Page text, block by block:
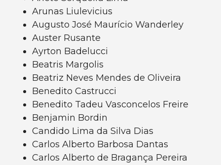
Arunas Liulevicius
Augusto José Maurício Wanderley
Auster Rusante
Ayrton Badelucci
Beatris Margolis
Beatriz Neves Mendes de Oliveira
Benedito Castrucci
Benedito Tadeu Vasconcelos Freire
Benjamin Bordin
Candido Lima da Silva Dias
Carlos Alberto Barbosa Dantas
Carlos Alberto de Bragança Pereira